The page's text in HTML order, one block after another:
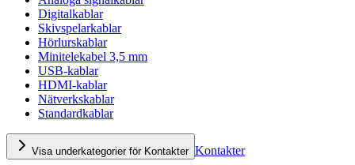
Digitalkablar
Skivspelarkablar
Hörlurskablar
Minitelekabel 3,5 mm
USB-kablar
HDMI-kablar
Nätverkskablar
Standardkablar
Visa underkategorier för Kontakter Kontakter